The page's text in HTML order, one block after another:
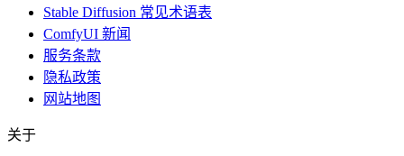
Stable Diffusion 常见术语表
ComfyUI 新闻
服务条款
隐私政策
网站地图
关于